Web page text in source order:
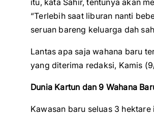
itu, kata Sahir, tentunya akan
“Terlebih saat liburan nanti
seruan bareng keluarga dah
Lantas apa saja wahana baru
yang diterima redaksi, Kamis
Dunia Kartun dan 9 Wahana
Kawasan baru seluas 3